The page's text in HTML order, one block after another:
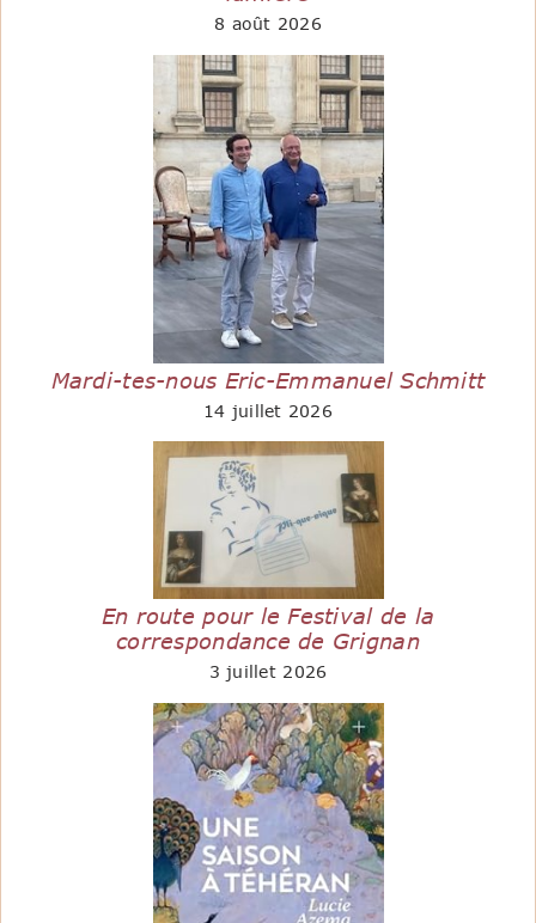
8 août 2026
Mardi-tes-nous Eric-Emmanuel Schmitt
14 juillet 2026
En route pour le Festival de la
correspondance de Grignan
3 juillet 2026